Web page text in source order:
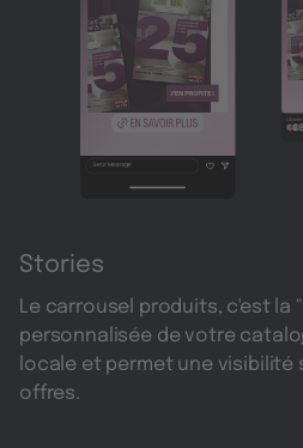
Stories
Le carrousel produits, c'est la
personnalisée de votre
locale et permet une visibilité
offres.